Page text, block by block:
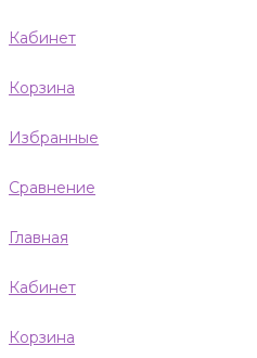
Кабинет
Корзина
Избранные
Сравнение
Главная
Кабинет
Корзина